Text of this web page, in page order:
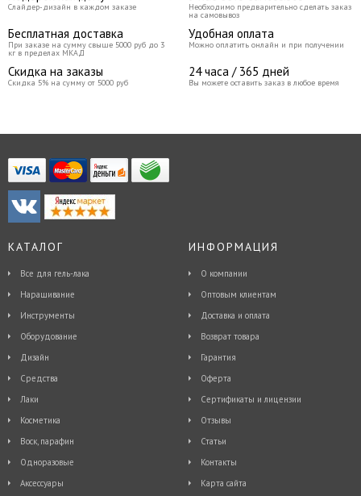
Слайдер-дизайн в каждом заказе Необходимо предварительно сделать заказ
на самовывоз
Бесплатная доставка
При заказе на сумму свыше 5000 руб до 3
кг в пределах МКАД
Удобная оплата
Можно оплатить онлайн и при получении
Скидка на заказы
Скидка 5% на сумму от 5000 руб
24 часа / 365 дней
Вы можете оставить заказ в любое время
КАТАЛОГ
Все для гель-лака
Наращивание
Инструменты
Оборудование
Дизайн
Средства
Лаки
Косметика
Воск, парафин
Одноразовые
Аксессуары
ИНФОРМАЦИЯ
О компании
Оптовым клиентам
Доставка и оплата
Возврат товара
Гарантия
Оферта
Сертификаты и лицензии
Отзывы
Статьи
Контакты
Карта сайта